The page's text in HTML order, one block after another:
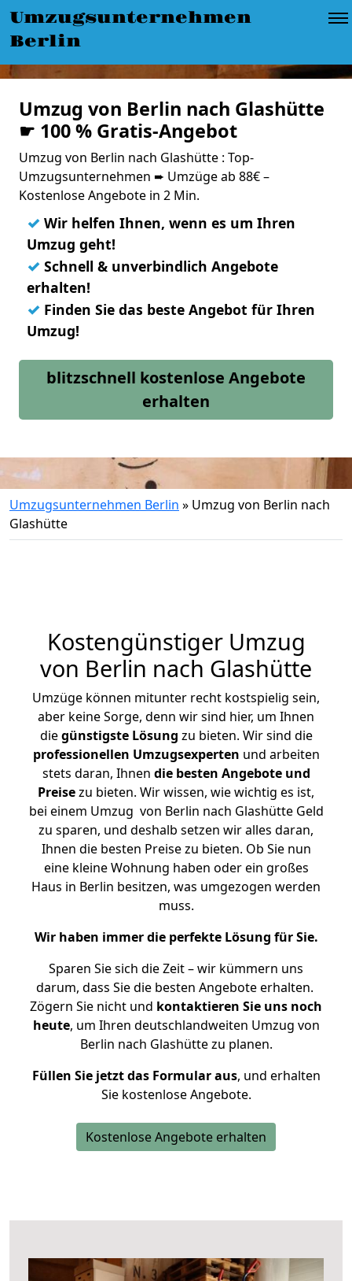
Umzugsunternehmen
Berlin
Umzug von Berlin nach Glashütte
☛ 100 % Gratis-Angebot
Umzug von Berlin nach Glashütte : Top-
Umzugsunternehmen ➨ Umzüge ab 88€ –
Kostenlose Angebote in 2 Min.
✓ Wir helfen Ihnen, wenn es um Ihren
Umzug geht!
✓ Schnell & unverbindlich Angebote
erhalten!
✓ Finden Sie das beste Angebot für Ihren
Umzug!
blitzschnell kostenlose Angebote
erhalten
Umzugsunternehmen Berlin » Umzug von Berlin nach
Glashütte
Kostengünstiger Umzug
von Berlin nach Glashütte
Umzüge können mitunter recht kostspielig sein,
aber keine Sorge, denn wir sind hier, um Ihnen
diegünstigste Lösung zu bieten. Wir sind die
professionellen Umzugsexperten und arbeiten
stets daran, Ihnen die besten Angebote und
Preisezu bieten. Wir wissen, wie wichtig es ist,
bei einem Umzug von Berlin nach Glashütte Geld
zu sparen, und deshalb setzen wir alles daran,
Ihnen die besten Preise zu bieten. Ob Sie nun
eine kleine Wohnung haben oder ein großes
Haus in Berlin besitzen, was umgezogen werden
muss.
Wir haben immer die perfekte Lösung für Sie.
Sparen Sie sich die Zeit – wir kümmern uns
darum, dass Sie die besten Angebote erhalten.
Zögern Sie nicht und kontaktieren Sie uns noch
heute, um Ihren deutschlandweiten Umzug von
Berlin nach Glashütte zu planen.
Füllen Sie jetzt das Formular aus, und erhalten
Sie kostenlose Angebote.
Kostenlose Angebote erhalten